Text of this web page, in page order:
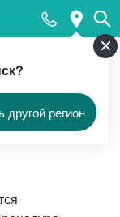
другой регион